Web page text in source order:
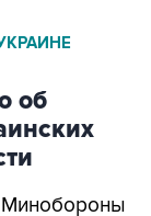
об
Минобороны